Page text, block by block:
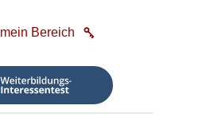
mein Bereich